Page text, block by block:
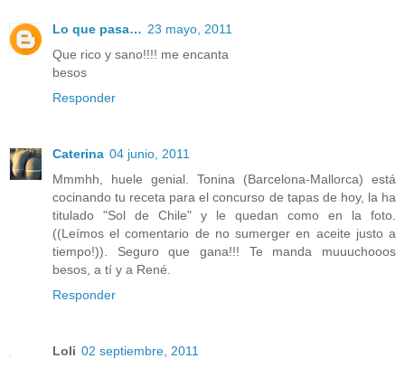
Lo que pasa… 23 mayo, 2011
Que rico y sano!!!! me encanta
besos
Responder
Caterina 04 junio, 2011
Mmmhh, huele genial. Tonina (Barcelona-Mallorca) está
cocinando tu receta para el concurso de tapas de hoy, la ha
titulado "Sol de Chile" y le quedan como en la foto.
((Leímos el comentario de no sumerger en aceite justo a
tiempo!)). Seguro que gana!!! Te manda muuuchooos
besos, a tí y a René.
Responder
Loli 02 septiembre, 2011